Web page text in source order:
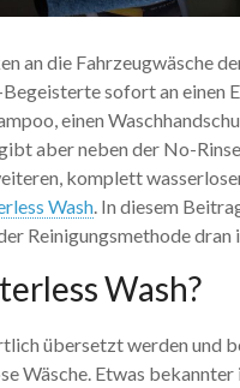
an die Fahrzeugwäsche
sofort an einen
einen
aber neben der No-Rinse
komplett
Wash. In diesem
Reinigungsmethode dran
Wash?
übersetzt werden und
Wäsche. Etwas bekannter